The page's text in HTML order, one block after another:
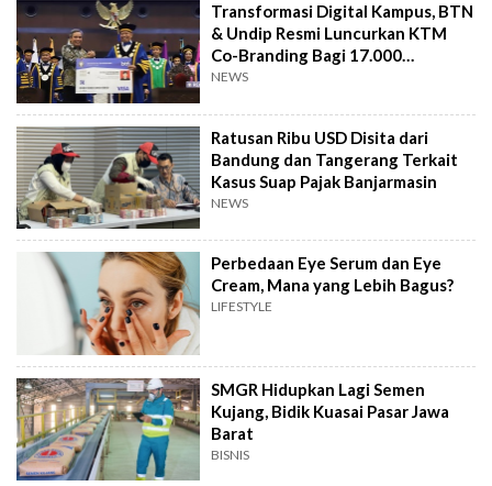
Transformasi Digital Kampus, BTN
& Undip Resmi Luncurkan KTM
Co-Branding Bagi 17.000
Mahasiswa Baru
NEWS
Ratusan Ribu USD Disita dari
Bandung dan Tangerang Terkait
Kasus Suap Pajak Banjarmasin
NEWS
Perbedaan Eye Serum dan Eye
Cream, Mana yang Lebih Bagus?
LIFESTYLE
SMGR Hidupkan Lagi Semen
Kujang, Bidik Kuasai Pasar Jawa
Barat
BISNIS